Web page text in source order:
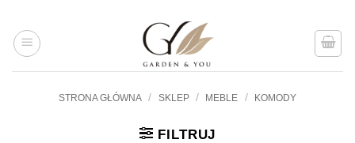
treści
STRONA GŁÓWNA / SKLEP / MEBLE / KOMODY
FILTRUJ